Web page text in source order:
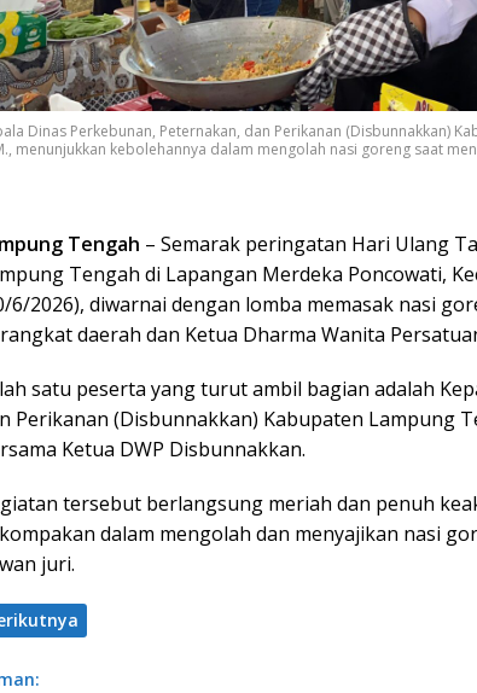
Dinas Perkebunan, Peternakan, dan Perikanan (Disbunnakkan)
menunjukkan kebolehannya dalam mengolah nasi goreng saat
Tengah – Semarak peringatan Hari Ulang
Tengah di Lapangan Merdeka Poncowati,
6/2026), diwarnai dengan lomba memasak nasi
daerah dan Ketua Dharma Wanita
satu peserta yang turut ambil bagian adalah
Perikanan (Disbunnakkan) Kabupaten Lampung
Ketua DWP Disbunnakkan.
tersebut berlangsung meriah dan penuh
dalam mengolah dan menyajikan nasi
juri.